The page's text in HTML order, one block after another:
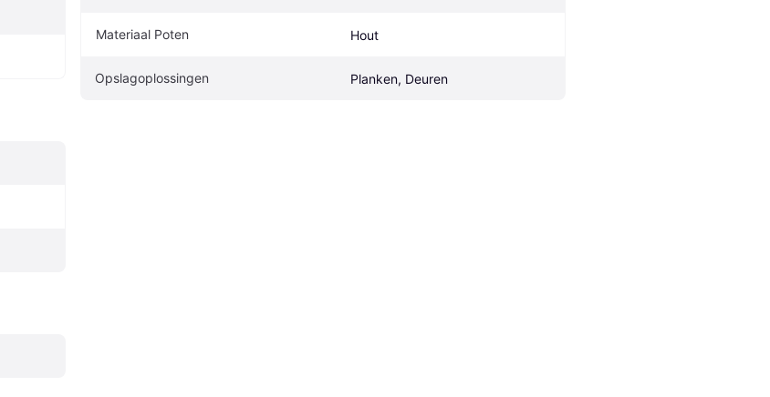
Materiaal Poten Hout
Opslagoplossingen Planken, Deuren